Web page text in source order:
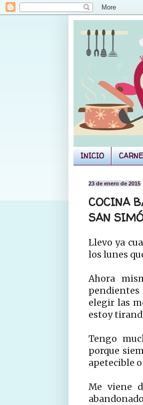
INICIO CARNE
23 de enero de 2015
COCINA
SAN
Llevo ya
los lunes
Ahora
pendientes
elegir las
estoy
Tengo
porque
apetecible
Me viene